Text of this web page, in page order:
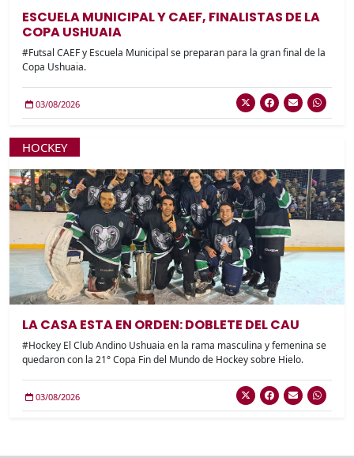
ESCUELA MUNICIPAL Y CAEF, FINALISTAS DE LA
COPA USHUAIA
#Futsal CAEF y Escuela Municipal se preparan para la gran final de la
Copa Ushuaia.
03/08/2026
HOCKEY
LA CASA ESTA EN ORDEN: DOBLETE DEL CAU
#Hockey El Club Andino Ushuaia en la rama masculina y femenina se
quedaron con la 21° Copa Fin del Mundo de Hockey sobre Hielo.
03/08/2026